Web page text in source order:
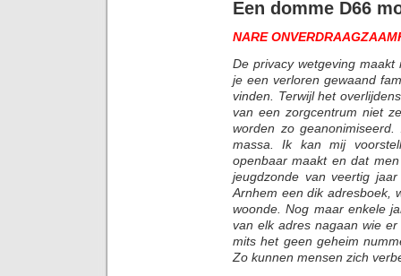
Een domme D66
NARE
De privacy wetgeving
je een verloren gewaand
vinden. Terwijl het
van een zorgcentrum niet
worden zo
massa. Ik kan mij
openbaar maakt en dat
jeugdzonde van veertig
Arnhem een dik adresboek,
woonde. Nog maar enkele
van elk adres nagaan wie
mits het geen geheim
Zo kunnen mensen zich